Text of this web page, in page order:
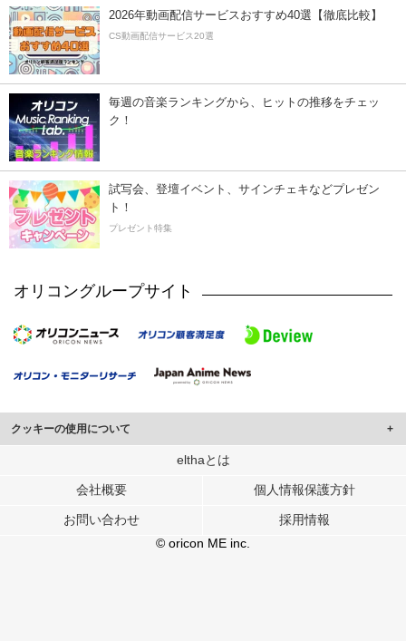
2026年動画配信サービスおすすめ40選【徹底比較】
CS動画配信サービス20選
毎週の音楽ランキングから、ヒットの推移をチェッ
ク！
試写会、登壇イベント、サインチェキなどプレゼン
ト！
プレゼント特集
オリコングループサイト
クッキーの使用について
このサイトでは Cookie を使用して、ユーザーに合わせたコンテンツや広告の
行っています。
メディアや広告配信、データ解析の各パートナーに提供しています。
各パートナーは、この情報とユーザーが各パートナーに提供した他の情報や、
ユーザーが各パートナーのサービスを使用したときに収集した他の情報を組み
elthaとは
会社概要 個人情報保護方針
お問い合わせ
採用情報
© oricon ME inc.